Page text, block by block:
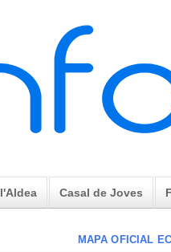
l'Aldea Casal de Joves
MAPA OFICIAL